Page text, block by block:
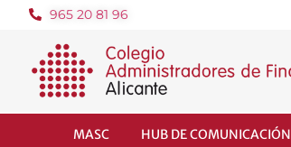
965 20 81 96
MASC HUB DE COMUNICACIÓN